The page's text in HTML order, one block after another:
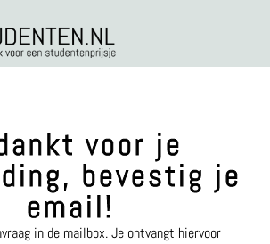
voor je
bevestig je
email!
in de mailbox. Je ontvangt hiervoor